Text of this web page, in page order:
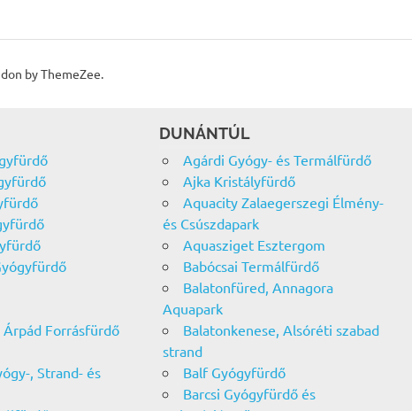
by ThemeZee.
Árpád Forrásfürdő
, Strand- és
DUNÁNTÚL
Agárdi Gyógy- és Termálfürdő
Ajka Kristályfürdő
Aquacity Zalaegerszegi Élmény-
és Csúszdapark
Aquasziget Esztergom
Babócsai Termálfürdő
Balatonfüred, Annagora
Aquapark
Balatonkenese, Alsóréti szabad
strand
Balf Gyógyfürdő
Barcsi Gyógyfürdő és